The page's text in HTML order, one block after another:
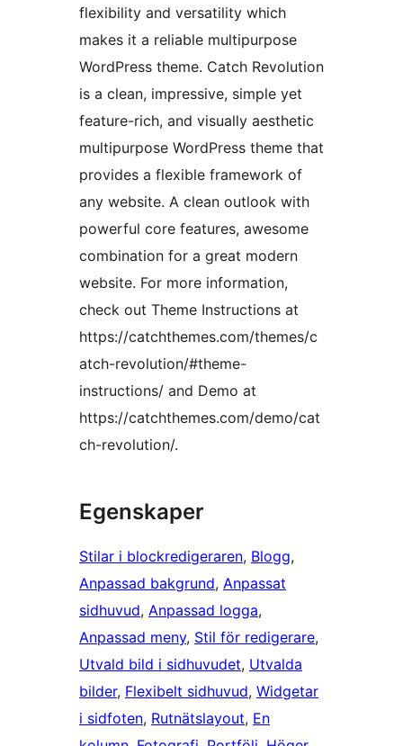
flexibility and versatility which
makes it a reliable multipurpose
WordPress theme. Catch Revolution
is a clean, impressive, simple yet
feature-rich, and visually aesthetic
multipurpose WordPress theme that
provides a flexible framework of
any website. A clean outlook with
powerful core features, awesome
combination for a great modern
website. For more information,
check out Theme Instructions at
https://catchthemes.com/themes/c
atch-revolution/#theme-
instructions/ and Demo at
https://catchthemes.com/demo/cat
ch-revolution/.
Egenskaper
Stilar i blockredigeraren, Blogg
Anpassad bakgrund, Anpassat
sidhuvud, Anpassad logga
Anpassad meny, Stil för redigerare
Utvald bild i sidhuvudet, Utvalda
bilder, Flexibelt sidhuvud, Widgetar
i sidfoten, Rutnätslayout, En